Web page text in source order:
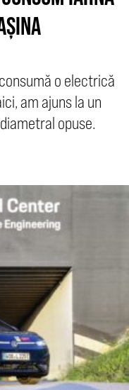
o electrică
am ajuns la un
opuse.